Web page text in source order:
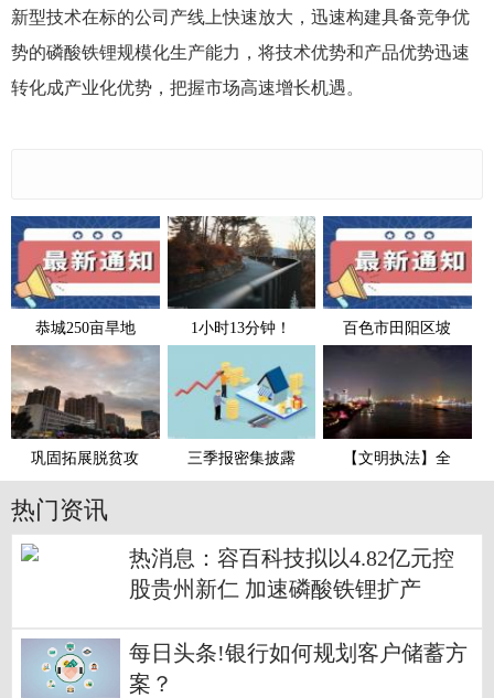
新型技术在标的公司产线上快速放大，迅速构建具备竞争优
势的磷酸铁锂规模化生产能力，将技术优势和产品优势迅速
转化成产业化优势，把握市场高速增长机遇。
恭城250亩旱地 1小时13分钟！ 百色市田阳区坡
巩固拓展脱贫攻 三季报密集披露 【文明执法】全
热门资讯
热消息：容百科技拟以4.82亿元控
股贵州新仁 加速磷酸铁锂扩产
每日头条!银行如何规划客户储蓄方
案？